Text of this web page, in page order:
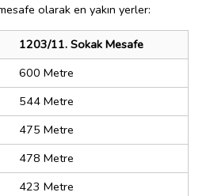
olarak en yakın yerler:
1203/11. Sokak Mesafe
600 Metre
544 Metre
475 Metre
478 Metre
423 Metre